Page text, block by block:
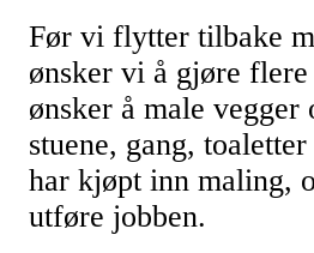
Før vi flytter tilbake
ønsker vi å gjøre
ønsker å male vegger
stuene, gang,
har kjøpt inn maling,
utføre jobben.